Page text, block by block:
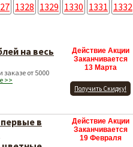
1328 1329 1330 1331 1332
на весь
заказе от 5000
>>
Действие Акции
Заканчивается
13 Марта
Получить Скидку!
в
Действие Акции
Заканчивается
19 Февраля